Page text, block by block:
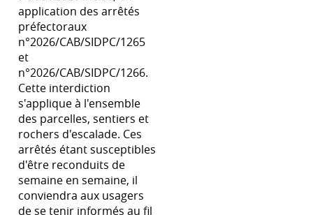
application des arrêtés
préfectoraux
n°2026/CAB/SIDPC/1265
et
n°2026/CAB/SIDPC/1266.
Cette interdiction
s'applique à l'ensemble
des parcelles, sentiers et
rochers d'escalade. Ces
arrêtés étant susceptibles
d'être reconduits de
semaine en semaine, il
conviendra aux usagers
de se tenir informés au fil